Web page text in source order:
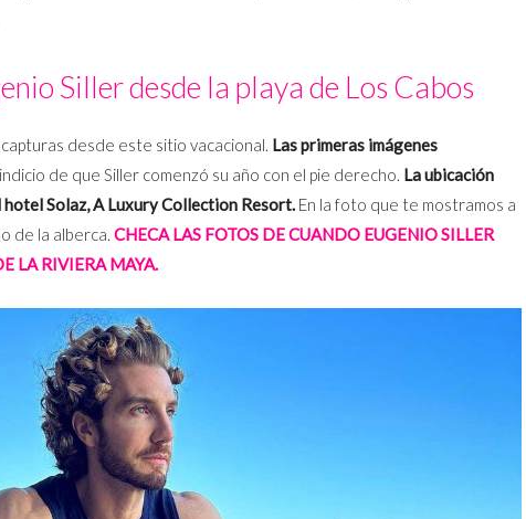
Siller desde la playa de Los Cabos
desde este sitio vacacional. Las primeras imágenes
de que Siller comenzó su año con el pie derecho. La ubicación
Solaz, A Luxury Collection Resort. En la foto que te mostramos a
de la alberca. CHECA LAS FOTOS DE CUANDO EUGENIO SILLER
LA RIVIERA MAYA.